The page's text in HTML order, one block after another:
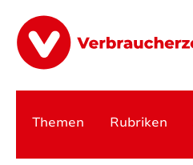
Themen Rubriken